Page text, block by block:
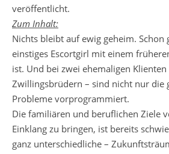
veröffentlicht.
Zum Inhalt:
Nichts bleibt auf ewig geheim. Schon
einstiges Escortgirl mit einem
ist. Und bei zwei ehemaligen Klienten
Zwillingsbrüdern – sind nicht nur die
Probleme vorprogrammiert.
Die familiären und beruflichen Ziele
Einklang zu bringen, ist bereits
ganz unterschiedliche –